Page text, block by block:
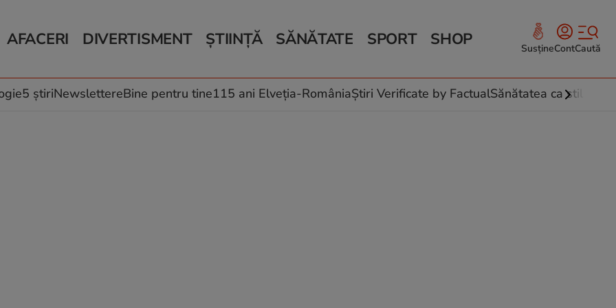
AFACERI
Auto
Locuri de muncă
DIVERTISMENT
Horoscop
Muzică și Filme
ȘTIINȚĂ
Schimbări climatice
SĂNĂTATE
Relații
Rețete culinare
SPORT SHOP SusțineContCaută
5 știriNewslettereBine pentru tine115 ani Elveția-RomâniaȘtiri Verificate by FactualSănătatea ca stil de